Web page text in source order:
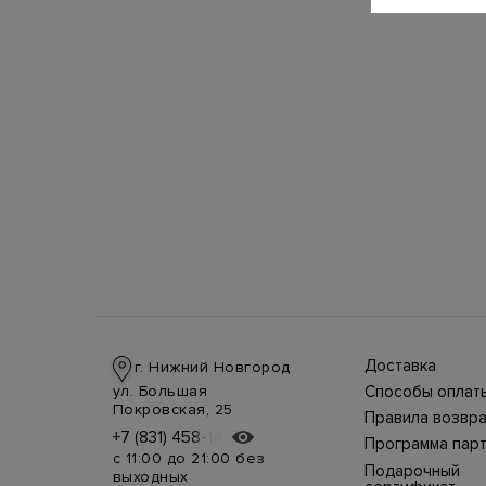
г. Нижний Новгород
ул. Большая
Покровская, 25
+7 (831) 458-14-75
+7 (831) 458-14-75
с 11:00 до 21:00 без
выходных
Доставка
производится
курьерской
СДЭК, DHL при
предоплате.
Возможные
дополнительные
Способы
магазине
осуществляется
несколькими
способами:
Правила
Интернет-магазин
позволяет
товар в течение
недель с момента
Программа
Подарочный